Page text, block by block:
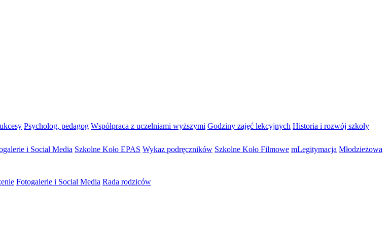
Psycholog, pedagog Współpraca z uczelniami wyższymi Godziny zajęć lekcyjnych Historia i rozwój szkoły
i Social Media Szkolne Koło EPAS Wykaz podręczników Szkolne Koło Filmowe mLegitymacja Młodzieżowa
Fotogalerie i Social Media Rada rodziców